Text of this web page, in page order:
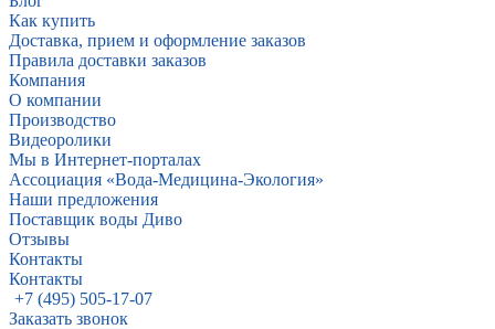
Как купить
Доставка, прием и оформление заказов
Правила доставки заказов
Компания
О компании
Производство
Видеоролики
Мы в Интернет-порталах
Ассоциация «Вода-Медицина-Экология»
Наши предложения
Поставщик воды Диво
Отзывы
Контакты
Контакты
+7 (495) 505-17-07
Заказать звонок